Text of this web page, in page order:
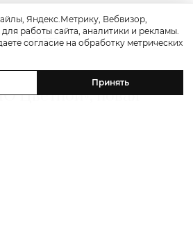
Красота
летнее предложение
Цветной», новая
Яндекс.Метрику, Вебвизор,
работы сайта, аналитики и рекламы.
согласие на обработку метрических
Принять